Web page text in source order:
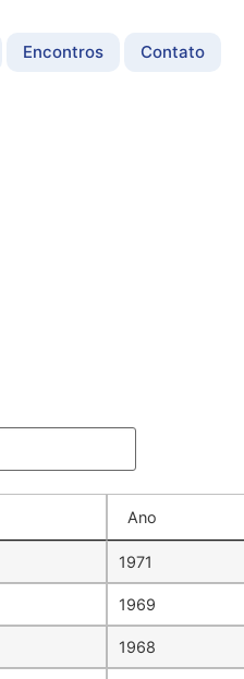
Encontros Contato
Ano
1971
1969
1968